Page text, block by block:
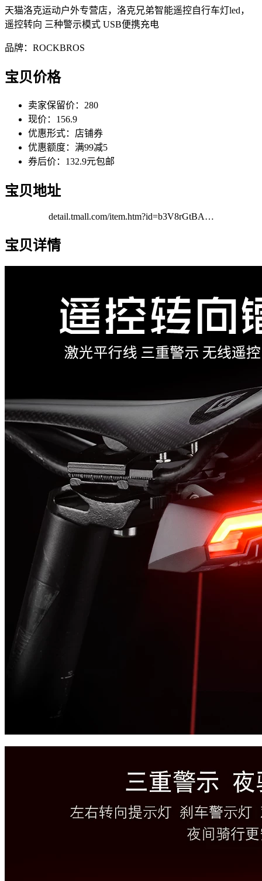
天猫洛克运动户外专营店，洛克兄弟智能遥控自行车灯led，
遥控转向 三种警示模式 USB便携充电
品牌：ROCKBROS
宝贝价格
卖家保留价：280
现价：156.9
优惠形式：店铺券
优惠额度：满99减5
券后价：132.9元包邮
宝贝地址
detail.tmall.com/item.htm?id=b3V8rGtBA…
宝贝详情